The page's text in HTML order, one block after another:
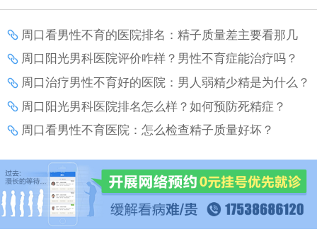
周口看男性不育的医院排名：精子质量差主要看那几
点？需要做哪些检查项目？
周口阳光男科医院评价咋样？男性不育症能治疗吗？
周口治疗男性不育好的医院：男人弱精少精是为什么？
周口阳光男科医院排名怎么样？如何预防死精症？
周口看男性不育医院：怎么检查精子质量好坏？